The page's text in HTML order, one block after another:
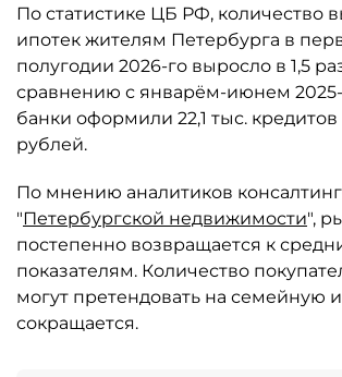
По статистике ЦБ РФ, количество
ипотек жителям Петербурга в
полугодии 2026-го выросло в 1,5
сравнению с январём-июнем 2025-
банки оформили 22,1 тыс. кредитов
рублей.
По мнению аналитиков
"Петербургской недвижимости",
постепенно возвращается к
показателям. Количество
могут претендовать на семейную
сокращается.